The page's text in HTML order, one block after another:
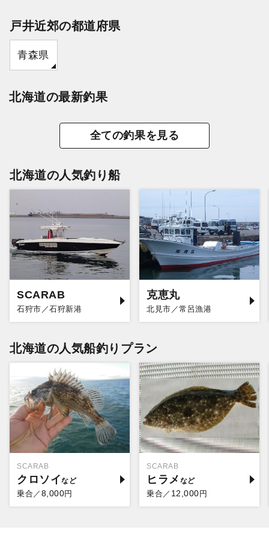
戸井近郊の都道府県
青森県
北海道の最新釣果
全ての釣果を見る
北海道の人気釣り船
SCARAB
石狩市／石狩新港
克恵丸
北見市／常呂漁港
北海道の人気船釣りプラン
SCARAB
クロソイ
乗合／ 8,000円
SCARAB
ヒラメ
乗合／ 12,000円